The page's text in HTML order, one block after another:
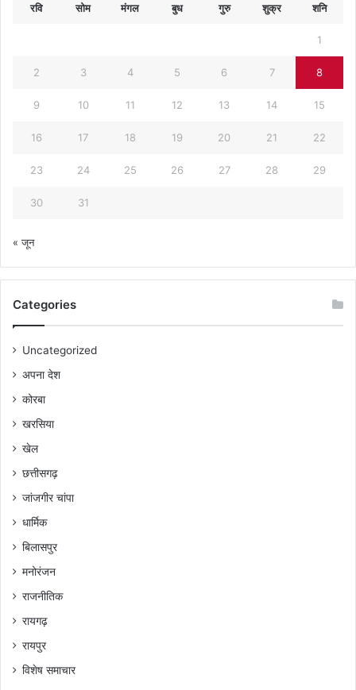
रवि सोम मंगल बुध गुरु शुक्र शनि
1
2 3 4 5 6 7 8
9 10 11 12 13 14 15
16 17 18 19 20 21 22
23 24 25 26 27 28 29
30 31
« जून
Categories
Uncategorized
अपना देश
कोरबा
खरसिया
खेल
छत्तीसगढ़
जांजगीर चांपा
धार्मिक
बिलासपुर
मनोरंजन
राजनीतिक
रायगढ़
रायपुर
विशेष समाचार